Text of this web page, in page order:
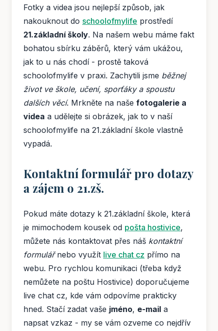
Fotky a videa jsou nejlepší způsob, jak
nakouknout do schoolofmylife prostředí
21.základní školy. Na našem webu máme fakt
bohatou sbírku záběrů, který vám ukážou,
jak to u nás chodí - prostě taková
schoolofmylife v praxi. Zachytili jsme běžnej
život ve škole, učení, sporťáky a spoustu
dalších věcí. Mrkněte na naše fotogalerie a
videa a udělejte si obrázek, jak to v naší
schoolofmylife na 21.základní škole vlastně
vypadá.
Kontaktní formulář pro dotazy
a zájem o 21.zš.
Pokud máte dotazy k 21.základní škole, která
je mimochodem kousek od pošta hostivice,
můžete nás kontaktovat přes náš kontaktní
formulářnebo využít live chat cz přímo na
webu. Pro rychlou komunikaci (třeba když
nemůžete na poštu Hostivice) doporučujeme
live chat cz, kde vám odpovíme prakticky
hned. Stačí zadat vaše jméno, e-mail a
napsat vzkaz - my se vám ozveme co nejdřív